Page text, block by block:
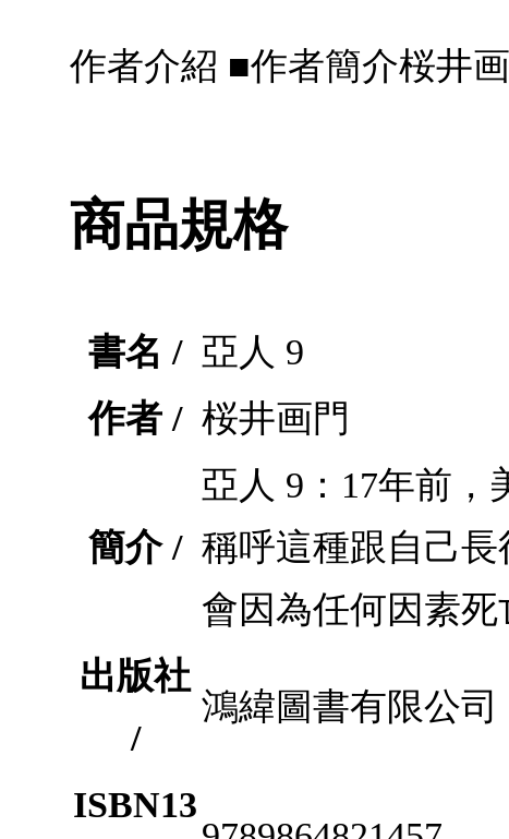
作者介紹 ■作者簡介桜井
商品規格
書名 / 亞人 9
作者 / 桜井画門
簡介 /
亞人 9：17年前
稱呼這種跟自己
會因為任何因素
出版社
/
鴻緯圖書有限公司
ISBN13